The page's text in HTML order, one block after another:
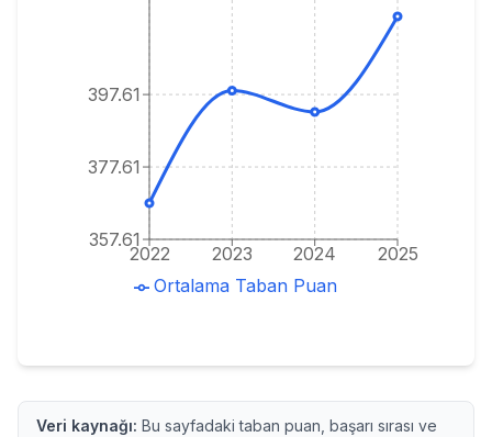
2022 2023 2024 2025
357.61
377.61
397.61
Ortalama Taban Puan
Veri kaynağı: Bu sayfadaki taban puan, başarı sırası ve